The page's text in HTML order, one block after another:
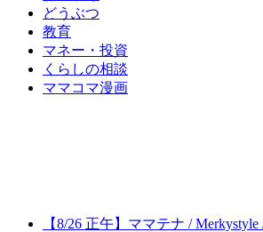
どうぶつ
教育
マネー・投資
くらしの相談
ママコマ漫画
【8/26 正午】ママテナ /